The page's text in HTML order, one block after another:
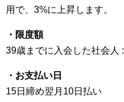
用で、3%に上昇します。
・限度額
39歳までに入会した社会人 :
・お支払い日
15日締め翌月10日払い